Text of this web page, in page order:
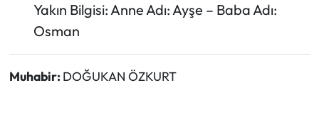
Yakın Bilgisi: Anne Adı: Ayşe – Baba Adı:
Osman
Muhabir: DOĞUKAN ÖZKURT